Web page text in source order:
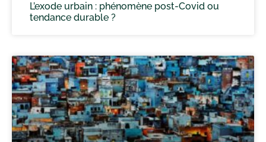
L’exode urbain : phénomène post-Covid ou
tendance durable ?